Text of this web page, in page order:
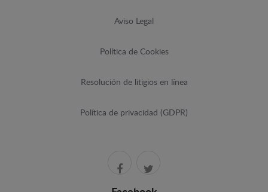
Aviso Legal
Política de Cookies
Resolución de litigios en línea
Política de privacidad (GDPR)